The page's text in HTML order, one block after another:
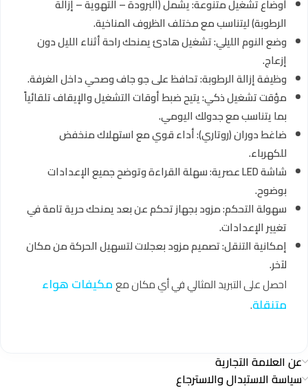
أوضاع تشغيل متنوعة: يشمل (البرودة – التهوية – إزالة
الرطوبة) ليتناسب مع مختلف الظروف المناخية.
وضع النوم الليلي: تشغيل هادئ يمنحك راحة أثناء الليل دون
إزعاج.
وظيفة إزالة الرطوبة: تحافظ على جو جاف وصحي داخل الغرفة.
مؤقت تشغيل ذكي: يتيح ضبط أوقات التشغيل والإيقاف تلقائياً
بما يتناسب مع جدولك اليومي.
ضاغط دوران (روتاري): أداء قوي مع استهلاك منخفض
للكهرباء.
شاشة LED عصرية: سهلة القراءة وتوضح جميع الإعدادات
بوضوح.
سهولة التحكم: مزود بجهاز تحكم عن بعد يمنحك حرية تامة في
تغيير الإعدادات.
إمكانية التنقل: تصميم مزود بعجلات لتسهيل الحركة من مكان
لآخر.
احصل على التبريد المثالي في أي مكان معمكيفات هواء
متنقلة.
عن العلامة التجارية
سياسة الاستبدال والاسترجاع